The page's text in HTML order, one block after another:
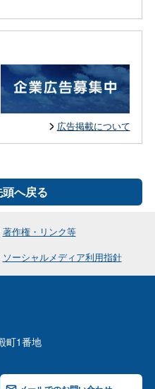
広告掲載について
へ戻る
著作権・リンク等
ソーシャルメディア利用指針
町1番地